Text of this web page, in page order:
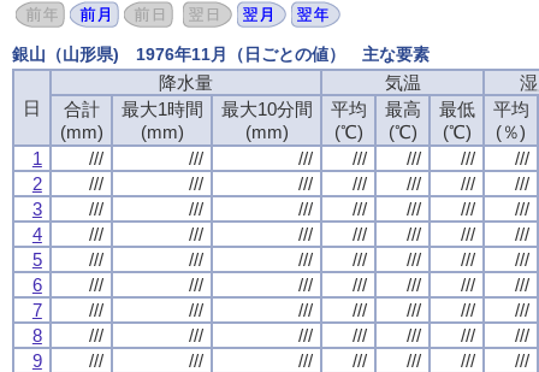
銀山（山形県) 1976年11月（日ごとの値） 主な要素
日
降水量 気温
合計
(mm)
最大1時間
(mm)
最大10分間
(mm)
平均
(℃)
最高
(℃)
最低
(℃)
平均
(％)
1
/// /// /// /// /// ///
///
2
/// /// /// /// /// ///
///
3
/// /// /// /// /// ///
///
4
/// /// /// /// /// ///
///
5
/// /// /// /// /// ///
///
6
/// /// /// /// /// ///
///
7
/// /// /// /// /// ///
///
8
/// /// /// /// /// ///
///
9
/// /// /// /// /// ///
///